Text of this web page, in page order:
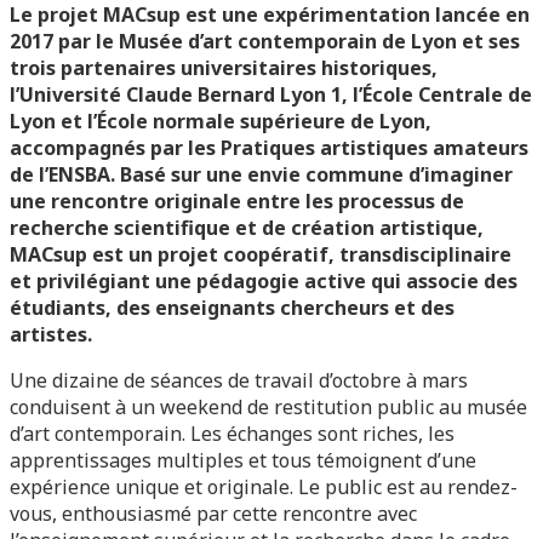
Le projet MACsup est une expérimentation lancée en
2017 par le Musée d’art contemporain de Lyon et ses
trois partenaires universitaires historiques,
l’Université Claude Bernard Lyon 1, l’École Centrale de
Lyon et l’École normale supérieure de Lyon,
accompagnés par les Pratiques artistiques amateurs
de l’ENSBA. Basé sur une envie commune d’imaginer
une rencontre originale entre les processus de
recherche scientifique et de création artistique,
MACsup est un projet coopératif, transdisciplinaire
et privilégiant une pédagogie active qui associe des
étudiants, des enseignants chercheurs et des
artistes.
Une dizaine de séances de travail d’octobre à mars
conduisent à un weekend de restitution public au musée
d’art contemporain. Les échanges sont riches, les
apprentissages multiples et tous témoignent d’une
expérience unique et originale. Le public est au rendez-
vous, enthousiasmé par cette rencontre avec